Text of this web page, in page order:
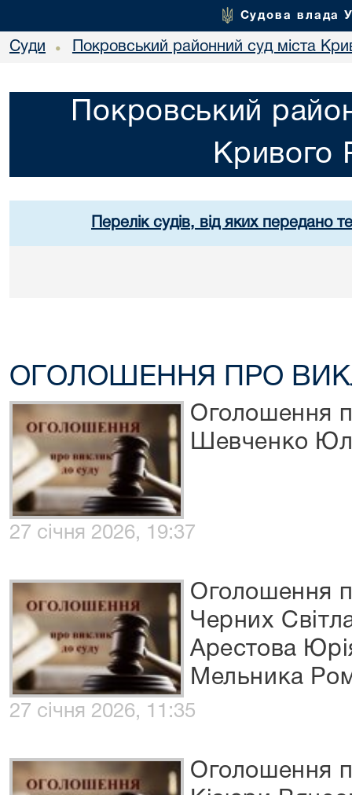
Судова влада
Суди • Покровський районний суд міста
Покровський
Кривого
Перелік судів, від яких передано
ОГОЛОШЕННЯ ПРО
Оголошення
Шевченко
27 січня 2026, 19:37
Оголошення
Черних
Арестова
Мельника
27 січня 2026, 11:35
Оголошення